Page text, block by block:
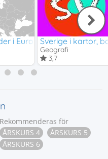
i EuropaSverige i kartor,
Geografi
3,7
Rekommenderas för
ÅRSKURS 4
ÅRSKURS 5
ÅRSKURS 6